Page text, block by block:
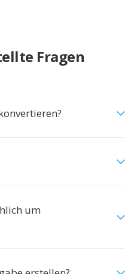
Fragen
um